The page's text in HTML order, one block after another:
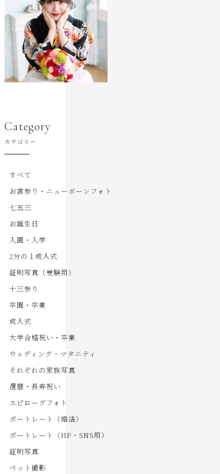
Category
カテゴリー
すべて
お宮参り・ニューボーンフォト
七五三
お誕生日
入園・入学
2分の１成人式
証明写真（受験用）
十三参り
卒園・卒業
成人式
大学合格祝い・卒業
ウェディング・マタニティ
それぞれの家族写真
還暦・長寿祝い
エピローグフォト
ポートレート（婚活）
ポートレート（HP・SNS用）
証明写真
ペット撮影